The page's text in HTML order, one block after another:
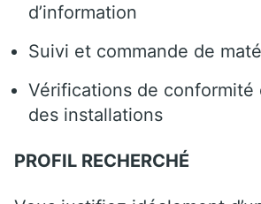
d’information
Suivi et commande de
Vérifications de conformité
des installations
PROFIL RECHERCHÉ